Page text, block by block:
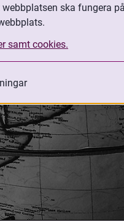
ska fungera
samt cookies.